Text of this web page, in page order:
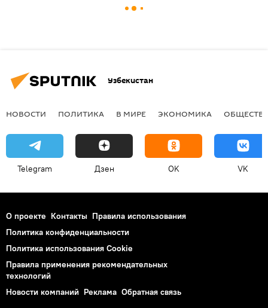
Узбекистан
НОВОСТИ ПОЛИТИКА В МИРЕ ЭКОНОМИКА
Telegram Дзен OK VK
О проекте Контакты Правила использования
Политика конфиденциальности
Политика использования Cookie
Правила применения рекомендательных
технологий
Новости компаний Реклама Обратная связь